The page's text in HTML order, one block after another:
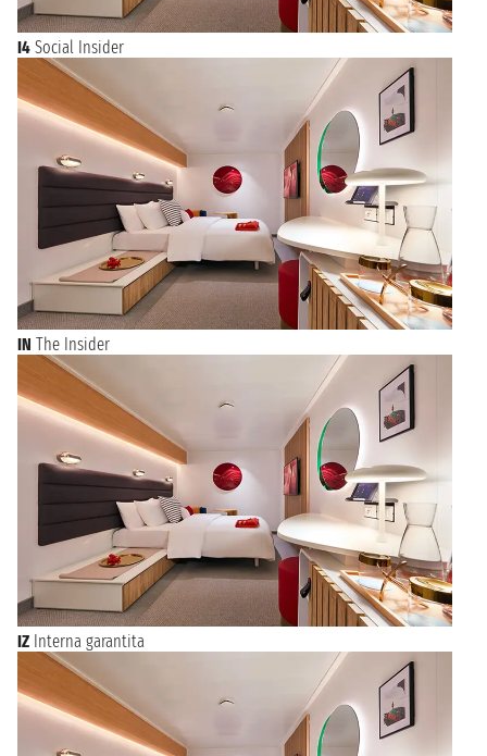
I4 Social Insider
IN The Insider
IZ Interna garantita